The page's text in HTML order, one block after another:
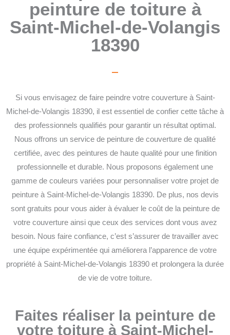
peinture de toiture à
Saint-Michel-de-Volangis
18390
Si vous envisagez de faire peindre votre couverture à Saint-
Michel-de-Volangis 18390, il est essentiel de confier cette tâche à
des professionnels qualifiés pour garantir un résultat optimal.
Nous offrons un service de peinture de couverture de qualité
certifiée, avec des peintures de haute qualité pour une finition
professionnelle et durable. Nous proposons également une
gamme de couleurs variées pour personnaliser votre projet de
peinture à Saint-Michel-de-Volangis 18390. De plus, nos devis
sont gratuits pour vous aider à évaluer le coût de la peinture de
votre couverture ainsi que ceux des services dont vous avez
besoin. Nous faire confiance, c’est s’assurer de travailler avec
une équipe expérimentée qui améliorera l’apparence de votre
propriété à Saint-Michel-de-Volangis 18390 et prolongera la durée
de vie de votre toiture.
Faites réaliser la peinture de
votre toiture à Saint-Michel-